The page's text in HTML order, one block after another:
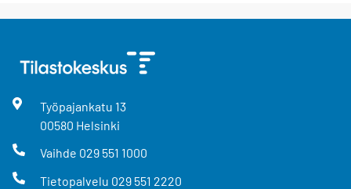
Työpajankatu 13
00580 Helsinki
Vaihde 029 551 1000
Tietopalvelu 029 551 2220